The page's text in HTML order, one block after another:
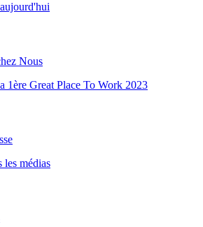
Nous
1ère Great Place To Work 2023
les médias